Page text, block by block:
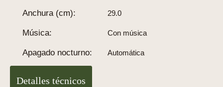
Anchura (cm): 29.0
Música: Con música
Apagado nocturno: Automática
Detalles técnicos